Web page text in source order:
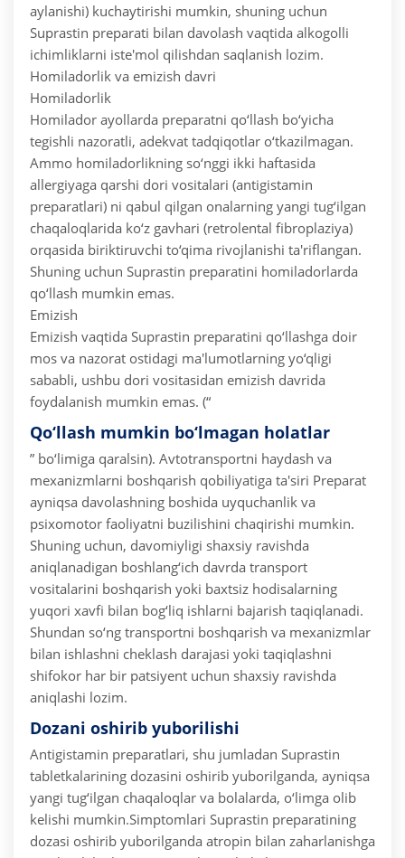
aylanishi) kuchaytirishi mumkin, shuning uchun
Suprastin preparati bilan davolash vaqtida alkogolli
ichimliklarni iste'mol qilishdan saqlanish lozim.
Homiladorlik va emizish davri
Homiladorlik
Homilador ayollarda preparatni qo‘llash bo‘yicha
tegishli nazoratli, adekvat tadqiqotlar o‘tkazilmagan.
Ammo homiladorlikning so‘nggi ikki haftasida
allergiyaga qarshi dori vositalari (antigistamin
preparatlari) ni qabul qilgan onalarning yangi tug‘ilgan
chaqaloqlarida ko‘z gavhari (retrolental fibroplaziya)
orqasida biriktiruvchi to‘qima rivojlanishi ta'riflangan.
Shuning uchun Suprastin preparatini homiladorlarda
qo‘llash mumkin emas.
Emizish
Emizish vaqtida Suprastin preparatini qo‘llashga doir
mos va nazorat ostidagi ma'lumotlarning yo‘qligi
sababli, ushbu dori vositasidan emizish davrida
foydalanish mumkin emas. (“
Qo‘llash mumkin bo‘lmagan holatlar
” bo‘limiga qaralsin). Avtotransportni haydash va
mexanizmlarni boshqarish qobiliyatiga ta'siri Preparat
ayniqsa davolashning boshida uyquchanlik va
psixomotor faoliyatni buzilishini chaqirishi mumkin.
Shuning uchun, davomiyligi shaxsiy ravishda
aniqlanadigan boshlang‘ich davrda transport
vositalarini boshqarish yoki baxtsiz hodisalarning
yuqori xavfi bilan bog‘liq ishlarni bajarish taqiqlanadi.
Shundan so‘ng transportni boshqarish va mexanizmlar
bilan ishlashni cheklash darajasi yoki taqiqlashni
shifokor har bir patsiyent uchun shaxsiy ravishda
aniqlashi lozim.
Dozani oshirib yuborilishi
Antigistamin preparatlari, shu jumladan Suprastin
tabletkalarining dozasini oshirib yuborilganda, ayniqsa
yangi tug‘ilgan chaqaloqlar va bolalarda, o‘limga olib
kelishi mumkin.Simptomlari Suprastin preparatining
dozasi oshirib yuborilganda atropin bilan zaharlanishga